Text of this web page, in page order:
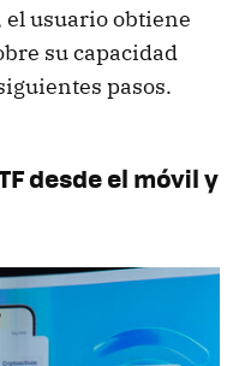
usuario obtiene
su capacidad
pasos.
desde el móvil y